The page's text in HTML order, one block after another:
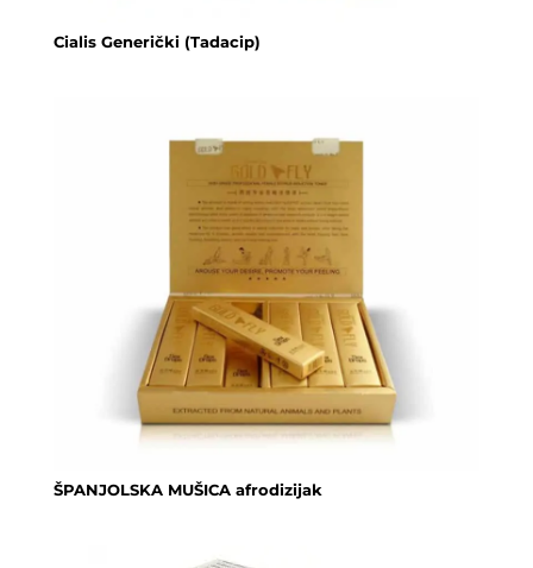
Cialis Generički (Tadacip)
ŠPANJOLSKA MUŠICA afrodizijak